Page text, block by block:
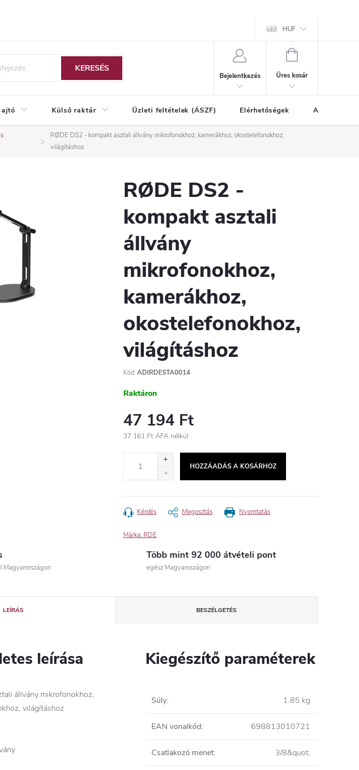
HUF
KERESÉS
Bejelentkezés
KOSÁR
Üres kosár
ajtó Külső raktár Üzleti feltételek (ÁSZF) Elérhetőségek A vásárlás
RØDE DS2 - kompakt asztali állvány mikrofonokhoz, kamerákhoz, okostelefonokhoz,
világításhoz
RØDE DS2 -
kompakt asztali
állvány
mikrofonokhoz,
kamerákhoz,
okostelefonokhoz,
világításhoz
Kód: ADIRDESTA0014
Raktáron
47 194 Ft
37 161 Ft ÁFA nélkül
HOZZÁADÁS A KOSÁRHOZ
Nyomtatás
Kérdés Megosztás
Márka: RDE
Magyarországon
Több mint 92 000 átvételi pont
egész Magyaroszágon
LEÍRÁS BESZÉLGETÉS
leírása
állvány mikrofonokhoz,
világításhoz
Kiegészítő paraméterek
Súly: 1.85 kg
EAN vonalkód: 698813010721
Csatlakozó menet: 3/8&quot;